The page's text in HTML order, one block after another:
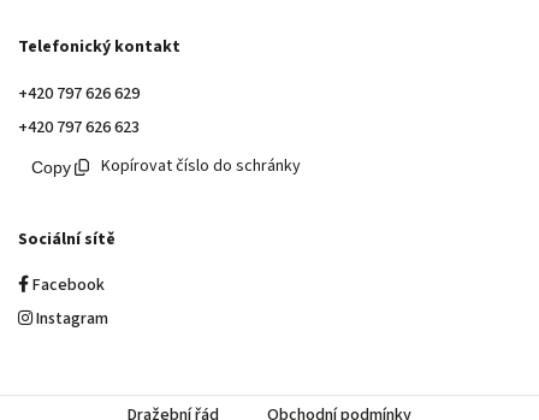
Telefonický kontakt
+420 797 626 629
+420 797 626 623
Kopírovat číslo do schránky
Sociální sítě
Facebook
Instagram